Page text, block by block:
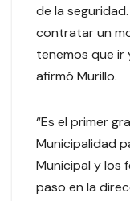
de la
contratar un
tenemos que ir
afirmó Murillo.
“Es el primer
Municipalidad
Municipal y los
paso en la